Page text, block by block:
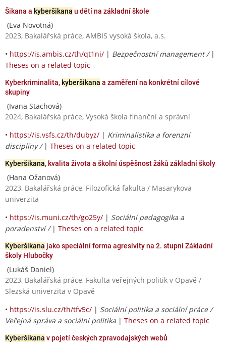
Šikana a kyberšikana u dětí na základní škole
(Eva Novotná)
2023, Bakalářská práce, AMBIS vysoká škola, a.s.
• https://is.ambis.cz/th/qt1ni/ | Bezpečnostní management / |
Theses on a related topic
Kyberkriminalita, kyberšikana a zaměření na konkrétní cílové
skupiny
(Ivana Stachová)
2024, Bakalářská práce, Vysoká škola finanční a správní
• https://is.vsfs.cz/th/dubyz/ | Kriminalistika a forenzní
disciplíny / | Theses on a related topic
Kyberšikana, kvalita života a školní úspěšnost žáků základní školy
(Hana Ožanová)
2023, Bakalářská práce, Filozofická fakulta / Masarykova
univerzita
• https://is.muni.cz/th/go25y/ | Sociální pedagogika a
poradenství / | Theses on a related topic
Kyberšikana jako speciální forma agresivity na 2. stupni Základní
školy Hlubočky
(Lukáš Daniel)
2023, Bakalářská práce, Fakulta veřejných politik v Opavě /
Slezská univerzita v Opavě
• https://is.slu.cz/th/tfv5c/ | Sociální politika a sociální práce /
Veřejná správa a sociální politika | Theses on a related topic
Kyberšikana v pojetí českých zpravodajských webů